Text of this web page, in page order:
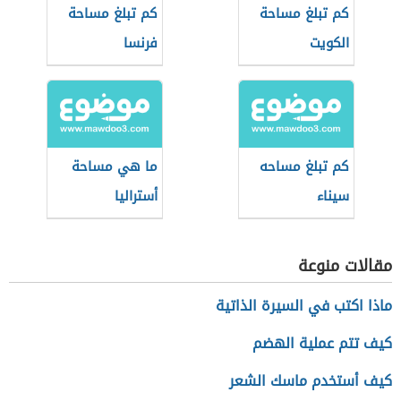
كم تبلغ مساحة
الكويت
كم تبلغ مساحة
فرنسا
كم تبلغ مساحه
سيناء
ما هي مساحة
أستراليا
مقالات منوعة
ماذا اكتب في السيرة الذاتية
كيف تتم عملية الهضم
كيف أستخدم ماسك الشعر